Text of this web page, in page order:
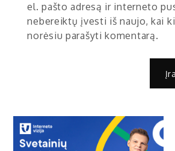
el. pašto adresą ir interneto
nebereiktų įvesti iš naujo, kai
norėsiu parašyti komentarą.